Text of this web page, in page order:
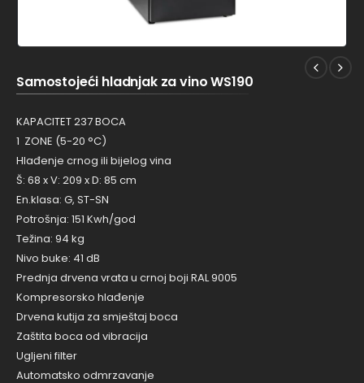
Samostojeći hladnjak za vino WS190
KAPACITET 237 BOCA
1 ZONE (5-20 °C)
Hlađenje crnog ili bijelog vina
Š: 68 x V: 209 x D: 85 cm
En.klasa: G, ST-SN
Potrošnja: 151 Kwh/god
Težina: 94 kg
Nivo buke: 41 dB
Prednja drvena vrata u crnoj boji RAL 9005
Kompresorsko hlađenje
Drvena kutija za smještaj boca
Zaštita boca od vibracija
Ugljeni filter
Automatsko odmrzavanje